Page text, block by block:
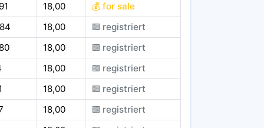
18,00
💰 for sale
18,00
🟪 registriert
18,00
🟪 registriert
18,00
🟪 registriert
18,00
🟪 registriert
18,00
🟪 registriert